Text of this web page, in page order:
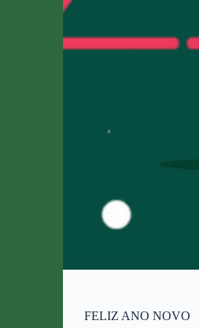
FELIZ ANO NOVO